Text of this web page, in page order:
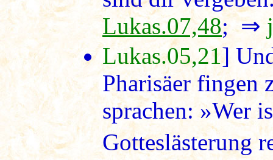
Lukas.07,48; ⇒
Lukas.05,21]
Pharisäer fingen
sprachen: »Wer
Gotteslästerung